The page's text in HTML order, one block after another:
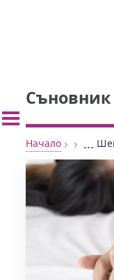
Съновник
Начало › › ...